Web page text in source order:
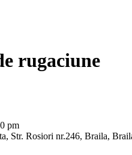
rugaciune
pm
Str. Rosiori nr.246, Braila,